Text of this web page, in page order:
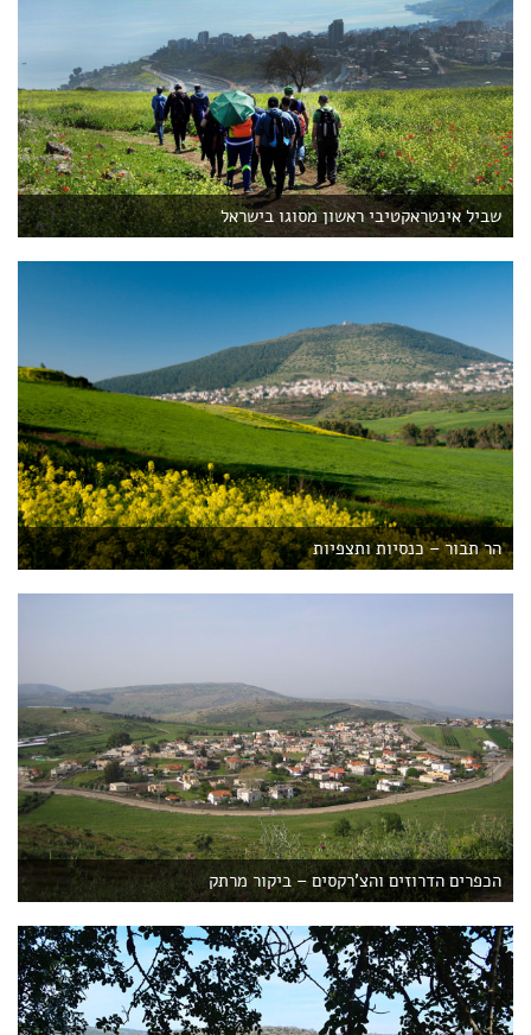
שביל אינטראקטיבי ראשון מסוגו בישראל
הר תבור – כנסיות ותצפיות
הכפרים הדרוזים והצ'רקסים – ביקור מרתק